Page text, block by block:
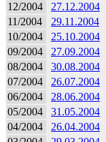
12/2004 27.12.2004
11/2004
29.11.2004
10/2004
25.10.2004
09/2004
27.09.2004
08/2004
30.08.2004
07/2004
26.07.2004
06/2004
28.06.2004
05/2004
31.05.2004
04/2004
26.04.2004